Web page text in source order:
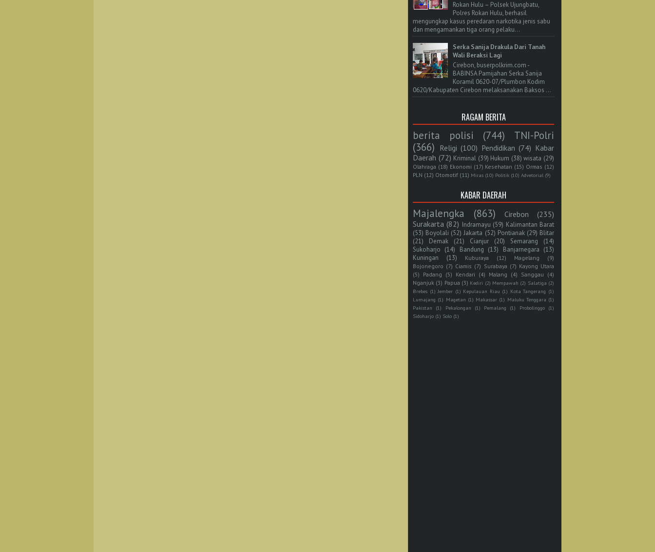
Rokan Hulu – Polsek Ujungbatu,
Polres Rokan Hulu, berhasil
mengungkap kasus peredaran narkotika jenis sabu
dan mengamankan tiga orang pelaku...
Serka Sanija Drakula Dari Tanah
Wali Beraksi Lagi
Cirebon, buserpolkrim.com -
BABINSA Pamijahan Serka Sanija
Koramil 0620-07/Plumbon Kodim
0620/Kabupaten Cirebon melaksanakan Baksos ...
RAGAM BERITA
berita polisi (744)
TNI-Polri
(366) Religi (100) Pendidikan (74) Kabar
Daerah (72) Kriminal (39) Hukum (38) wisata (29)
Olahraga (18) Ekonomi (17) Kesehatan (15) Ormas (12)
PLN (12) Otomotif (11) Miras (10) Politik (10) Advetorial (9)
KABAR DAERAH
Majalengka (863) Cirebon
(235)
Surakarta (82) Indramayu (59) Kalimantan Barat
(53) Boyolali (52) Jakarta (52) Pontianak (29) Blitar
(21)
Demak (21) Cianjur (20) Semarang
(14)
Sukoharjo (14) Bandung (13) Banjarnegara (13)
Kuningan
(13) Kuburaya (12) Magelang
(9)
Bojonegoro (7) Ciamis (7) Surabaya (7) Kayong Utara
(5) Padang (5) Kendari (4) Malang (4) Sanggau (4)
Nganjuk (3) Papua (3) Kediri (2) Mempawah (2) Salatiga (2)
Brebes (1) Jember (1) Kepulauan Riau (1) Kota Tangerang (1)
Lumajang (1) Magetan (1) Makassar (1) Maluku Tenggara (1)
Pakistan
(1) Pekalongan (1) Pemalang (1) Probolinggo (1)
Sidoharjo (1) Solo (1)